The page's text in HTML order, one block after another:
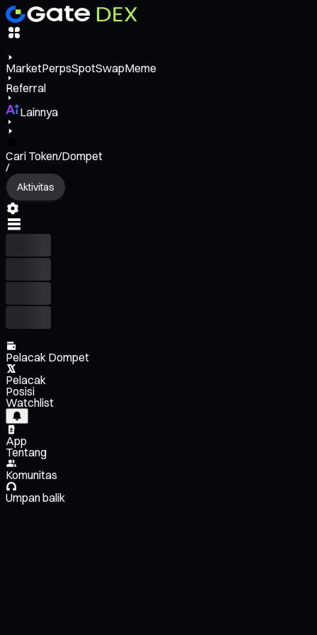
MarketPerpsSpotSwapMeme
Referral
Lainnya
Cari Token/Dompet
/
Aktivitas
Pelacak Dompet
Pelacak
Posisi
Watchlist
App
Tentang
Komunitas
Umpan balik